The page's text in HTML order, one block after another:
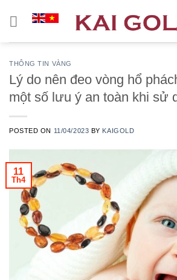
THÔNG TIN VÀNG
Lý do nên đeo vòng hổ
một số lưu ý an toàn khi sử
POSTED ON 11/04/2023 BY KAIGOLD
11
Th4